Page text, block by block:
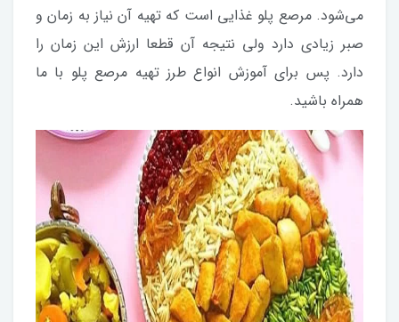
می‌شود. مرصع پلو غذایی است که تهیه آن نیاز به زمان و
صبر زیادی دارد ولی نتیجه آن قطعا ارزش این زمان را
دارد. پس برای آموزش انواع طرز تهیه مرصع پلو با ما
همراه باشید.